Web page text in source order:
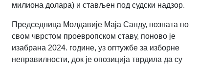
милиона долара) и стављен под судски надзор.
Председница Молдавије Маја Санду, позната по
свом чврстом проевропском ставу, поново је
изабрана 2024. године, уз оптужбе за изборне
неправилности, док је опозиција тврдила да су